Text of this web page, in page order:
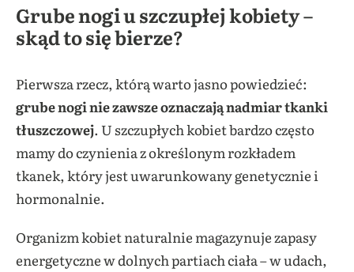
Grube nogi u szczupłej kobiety –
skąd to się bierze?
Pierwsza rzecz, którą warto jasno powiedzieć:
grube nogi nie zawsze oznaczają nadmiar tkanki
tłuszczowej. U szczupłych kobiet bardzo często
mamy do czynienia z określonym rozkładem
tkanek, który jest uwarunkowany genetycznie i
hormonalnie.
Organizm kobiet naturalnie magazynuje zapasy
energetyczne w dolnych partiach ciała – w udach,